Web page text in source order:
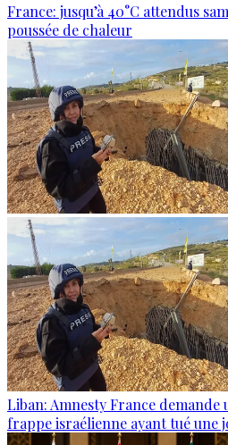
France: jusqu’à 40°C attendus
poussée de chaleur
Liban: Amnesty France demande
frappe israélienne ayant tué une